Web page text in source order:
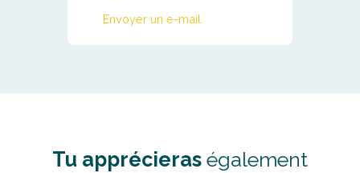
Envoyer un e-mail
Tu apprécieras également